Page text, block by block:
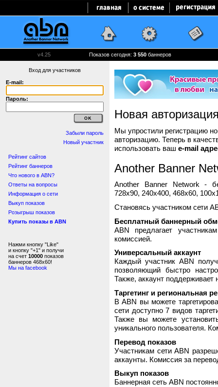
v4.25 Показов сегодня: 3 550 баннеров
Вход для участников
E-mail:
Пароль:
Забыли пароль
Новый участник
Рейтинг сайтов
Рейтинг баннеров
Что нового в ABN?
Ответы на вопросы
Информация о сети
Выкуп показов
Розыгрыш показов
Купить показы в ABN
Нажми кнопку "Like"
и кнопку "+1" и получи
на счет 10000 показов
баннеров 468x60!
Мы на facebook
Новая
Мы упростили регистрацию
авторизацию. Теперь в
использовать ваш e-mail
Another Banner
Another Banner Network -
728x90, 240x400, 468x60,
Становясь участником сети
Бесплатный баннерный
ABN предлагает
комиссией.
Универсальный аккаунт
Каждый участник ABN
позволяющий быстро
Также, аккаунт поддерживает
Таргетинг и региональная
В ABN вы можете
сети доступно 7 видов
Также вы можете
уникального пользователя.
Перевод показов
Участникам сети ABN
аккаунты. Комиссия за
Выкуп показов
Баннерная сеть ABN